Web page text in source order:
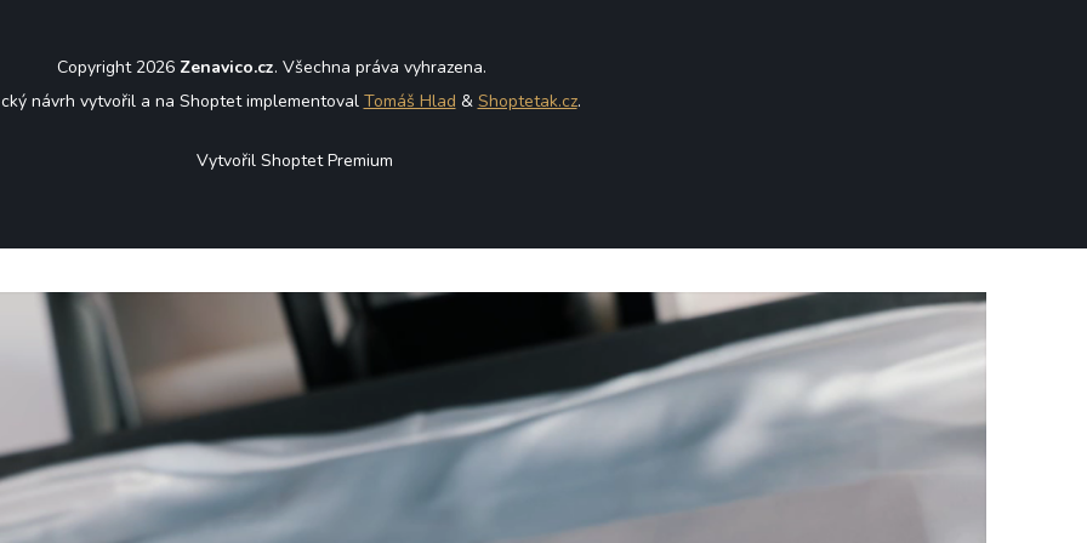
Copyright 2026 Zenavico.cz. Všechna práva vyhrazena.
návrh vytvořil a na Shoptet implementoval Tomáš Hlad & Shoptetak.cz.
Vytvořil Shoptet Premium